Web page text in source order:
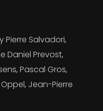
Pierre Salvadori,
Prevost,
Pascal Gros,
Jean-Pierre